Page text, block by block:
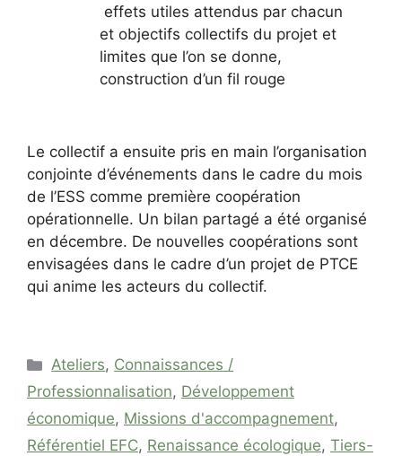
effets utiles attendus par chacun
et objectifs collectifs du projet et
limites que l’on se donne,
construction d’un fil rouge
Le collectif a ensuite pris en main l’organisation
conjointe d’événements dans le cadre du mois
de l’ESS comme première coopération
opérationnelle. Un bilan partagé a été organisé
en décembre. De nouvelles coopérations sont
envisagées dans le cadre d’un projet de PTCE
qui anime les acteurs du collectif.
Catégories
Ateliers, Connaissances /
Professionnalisation, Développement
économique, Missions d'accompagnement,
Référentiel EFC, Renaissance écologique, Tiers-